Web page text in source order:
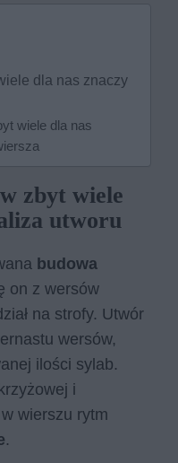
dla nas znaczy
wiele dla nas
zbyt wiele
utworu
budowa
on z wersów
na strofy. Utwór
wersów,
ilości sylab.
i
wierszu rytm
.